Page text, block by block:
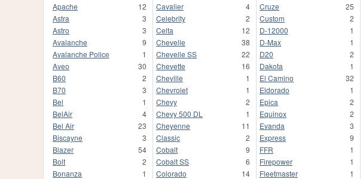
Apache
12
Astra
3
Astro
3
Avalanche
9
Avalanche Police
1
Aveo
30
B60
2
B70
3
Bel
1
BelAir
4
Bel Air
23
Biscayne
3
Blazer
54
Bolt
2
Bonanza
1
Cavalier
4
Celebrity
2
Celta
12
Chevelle
38
Chevelle SS
22
Chevette
16
Cheville
1
Chevrolet
1
Chevy
2
Chevy 500 DL
1
Cheyenne
11
Classic
2
Cobalt
9
Cobalt SS
6
Colorado
14
Cruze
25
Custom
2
D-12000
1
D-Max
1
D20
2
Dakota
1
El Camino
32
Eldorado
1
Epica
2
Equinox
2
Evanda
3
Express
9
FFR
1
Firepower
1
Fleetmaster
1